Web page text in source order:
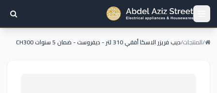
/المنتجات/ديب فريزر الاسكا أفقي 310 لتر - ديفروست - ضمان 5 سنوات CH300